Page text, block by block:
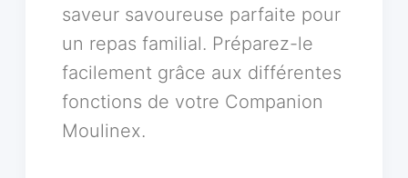
saveur savoureuse parfaite pour
un repas familial. Préparez-le
facilement grâce aux différentes
fonctions de votre Companion
Moulinex.